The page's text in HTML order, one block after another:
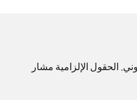
الحقول الإلزامية مشار